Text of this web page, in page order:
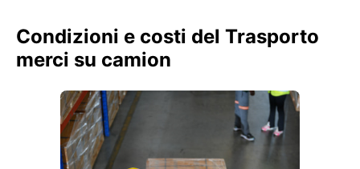
Condizioni e costi del Trasporto
merci su camion